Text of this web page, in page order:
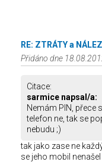
RE: ZTRÁTY a
Přidáno dne
Citace:
sarmice napsal/a:
Nemám PIN, přece
telefon ne, tak se
nebudu ;)
tak jako zase ne
se jeho mobil nenašel